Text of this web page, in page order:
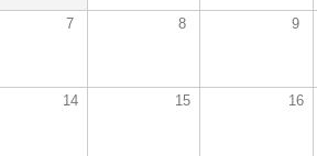
7 8 9
14 15 16